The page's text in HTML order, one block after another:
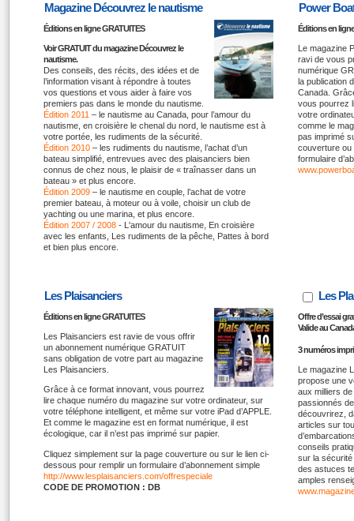
Magazine Découvrez le nautisme
Éditions en ligne GRATUITES
Voir GRATUIT du magazine Découvrez le
nautisme.
Des conseils, des récits, des idées et de
l’information visant à répondre à toutes
vos questions et vous aider à faire vos
premiers pas dans le monde du nautisme.
Édition 2011 – le nautisme au Canada, pour l’amour du
nautisme, en croisière le chenal du nord, le nautisme est à
votre portée, les rudiments de la sécurité.
Édition 2010 – les rudiments du nautisme, l’achat d’un
bateau simplifié, entrevues avec des plaisanciers bien
connus de chez nous, le plaisir de « traînasser dans un
bateau » et plus encore.
Édition 2009 – le nautisme en couple, l’achat de votre
premier bateau, à moteur ou à voile, choisir un club de
yachting ou une marina, et plus encore.
Édition 2007 / 2008 - L'amour du nautisme, En croisière
avec les enfants, Les rudiments de la pêche, Pattes à bord
et bien plus encore.
Power
Éditions en
Le magazine
ravi de vous
numérique
la publication
Canada.
vous pourrez
votre
comme le
pas imprimé
couverture ou
formulaire
Les Plaisanciers
Éditions en ligne GRATUITES
Les Plaisanciers est ravie de vous offrir
un abonnement numérique GRATUIT
sans obligation de votre part au magazine
Les Plaisanciers.
Grâce à ce format innovant, vous pourrez
lire chaque numéro du magazine sur votre ordinateur, sur
votre téléphone intelligent, et même sur votre iPad d’APPLE.
Et comme le magazine est en format numérique, il est
écologique, car il n’est pas imprimé sur papier.
Cliquez simplement sur la page couverture ou sur le lien ci-
dessous pour remplir un formulaire d’abonnement simple
http://www.lesplaisanciers.com/offrespeciale
CODE DE PROMOTION : DB
Les
Offre d’essai
Valide au
3 numéros
Le magazine
propose une
aux milliers
passionnés
découvrirez,
articles sur
conseils
sur la
des astuces
amples